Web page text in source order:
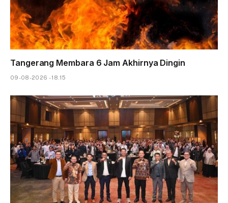
Tangerang Membara 6 Jam Akhirnya Dingin
09-08-2026 - 18.15